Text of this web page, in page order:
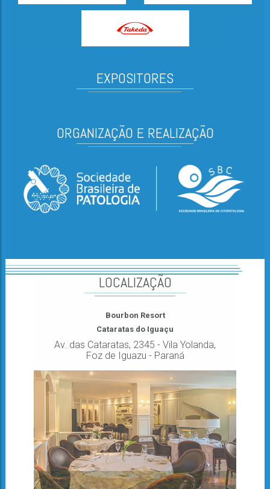
EXPOSITORES
ORGANIZAÇÃO E REALIZAÇÃO
LOCALIZAÇÃO
Bourbon Resort
Cataratas do Iguaçu
Av. das Cataratas, 2345 - Vila Yolanda,
Foz de Iguazu - Paraná